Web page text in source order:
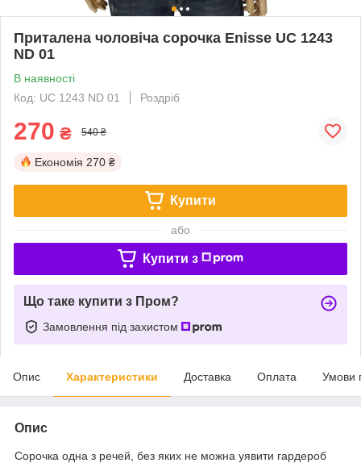
Приталена чоловіча сорочка Еnisse UC 1243
ND 01
В наявності
Код: UC 1243 ND 01
Роздріб
270 ₴ 540 ₴
Економія 270 ₴
Купити
або
Купити з
Що таке купити з Пром?
Замовлення під захистом
Опис Характеристики Доставка Оплата Умови
Опис
Сорочка одна з речей, без яких не можна уявити гардероб